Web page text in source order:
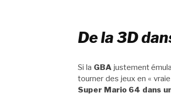
De la 3D
Si la GBA justement
tourner des jeux en «
Super Mario 64 dans